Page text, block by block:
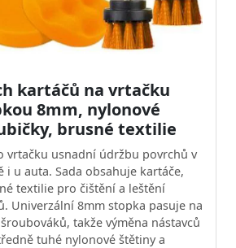
kartáčů na vrtačku
8mm, nylonové
brusné textilie
vrtačku usnadní údržbu povrchů v
i u auta. Sada obsahuje kartáče,
textilie pro čištění a leštění
Univerzální 8mm stopka pasuje na
takže výměna nástavců
tuhé nylonové štětiny a